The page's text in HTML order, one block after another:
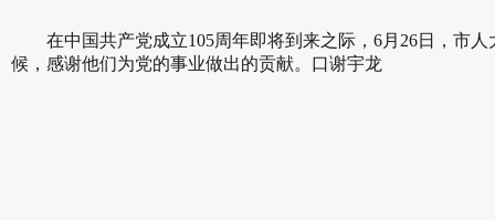
在中国共产党成立105周年即将到来之际，6月26日，市人
候，感谢他们为党的事业做出的贡献。 口谢宇龙